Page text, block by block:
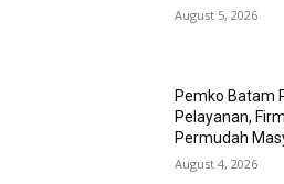
August 5, 2026
Pemko Batam
Pelayanan,
Permudah
August 4, 2026